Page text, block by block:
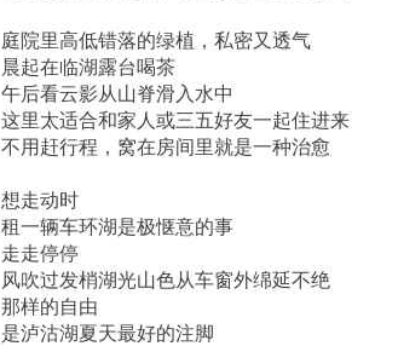
庭院里高低错落的绿植，私密又透气
晨起在临湖露台喝茶
午后看云影从山脊滑入水中
这里太适合和家人或三五好友一起住进来
不用赶行程，窝在房间里就是一种治愈
想走动时
租一辆车环湖是极惬意的事
走走停停
风吹过发梢湖光山色从车窗外绵延不绝
那样的自由
是泸沽湖夏天最好的注脚